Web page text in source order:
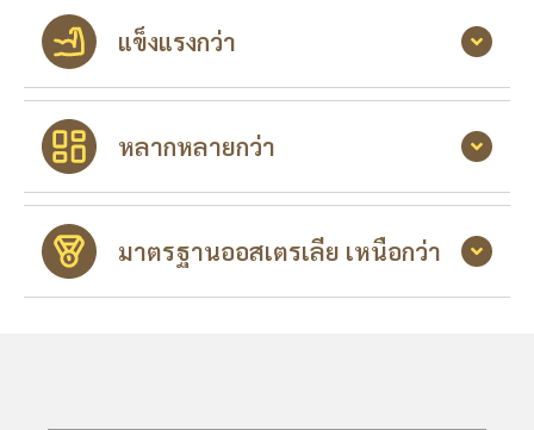
แข็งแรงกว่า
หลากหลายกว่า
มาตรฐานออสเตรเลีย เหนือกว่า